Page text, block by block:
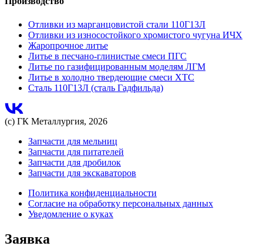
Отливки из марганцовистой стали 110Г13Л
Отливки из износостойкого хромистого чугуна ИЧХ
Жаропрочное литье
Литье в песчано-глинистые смеси ПГС
Литье по газифицированным моделям ЛГМ
Литье в холодно твердеющие смеси ХТС
Сталь 110Г13Л (сталь Гадфильда)
(с) ГК Металлургия, 2026
Запчасти для мельниц
Запчасти для питателей
Запчасти для дробилок
Запчасти для экскаваторов
Политика конфиденциальности
Согласие на обработку персональных данных
Уведомление о куках
Заявка